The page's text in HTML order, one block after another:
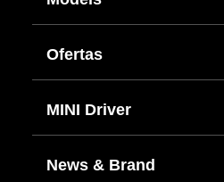
Ofertas
MINI Driver
News & Brand